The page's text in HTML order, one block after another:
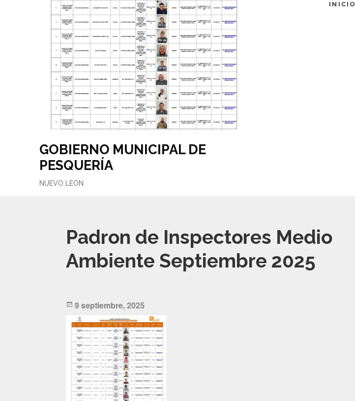
GOBIERNO MUNICIPAL DE
PESQUERÍA
NUEVO LEÓN
INICIO
Padron de Inspectores Medio
Ambiente Septiembre 2025
Posted
on
9 septiembre, 2025